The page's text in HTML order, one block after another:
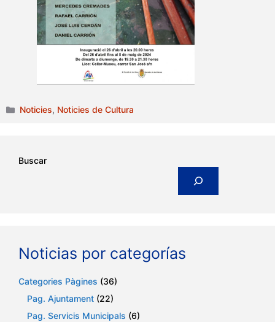
Categories
Noticies, Noticies de Cultura
Buscar
Noticias por categorías
Categories Pàgines (36)
Pag. Ajuntament (22)
Pag. Servicis Municipals (6)